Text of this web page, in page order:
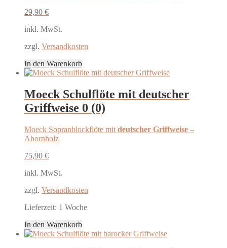
29,90 €
inkl. MwSt.
zzgl. Versandkosten
In den Warenkorb
Moeck Schulflöte mit deutscher
Griffweise 0 (0)
Moeck Sopranblockflöte mit deutscher Griffweise –
Ahornholz
75,90 €
inkl. MwSt.
zzgl. Versandkosten
Lieferzeit: 1 Woche
In den Warenkorb